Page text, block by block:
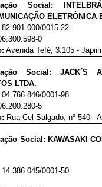
Social:
ELETRÔNICA
82.901.000/0015-22
0
Avenida Tefé, 3.105 -
Social: JACK´S
LTDA.
04.766.846/0001-98
5
Rua Cel Salgado, nº 540 -
Social: KAWASAKI
14.386.045/0001-50